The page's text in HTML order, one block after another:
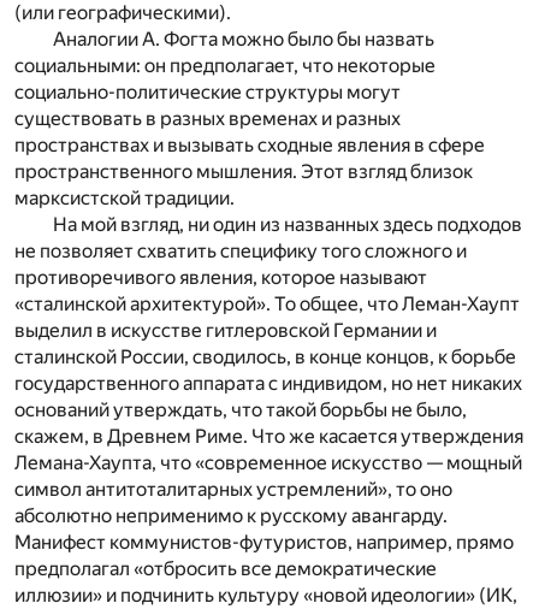
(или географическими).
Аналогии А. Фогта можно было бы назвать
социальными: он предполагает, что некоторые
социально-политические структуры могут
существовать в разных временах и разных
пространствах и вызывать сходные явления в сфере
пространственного мышления. Этот взгляд близок
марксистской традиции.
На мой взгляд, ни один из названных здесь подходов
не позволяет схватить специфику того сложного и
противоречивого явления, которое называют
«сталинской архитектурой». То общее, что Леман-Хаупт
выделил в искусстве гитлеровской Германии и
сталинской России, сводилось, в конце концов, к борьбе
государственного аппарата с индивидом, но нет никаких
оснований утверждать, что такой борьбы не было,
скажем, в Древнем Риме. Что же касается утверждения
Лемана-Хаупта, что «современное искусство — мощный
символ антитоталитарных устремлений», то оно
абсолютно неприменимо к русскому авангарду.
Манифест коммунистов-футуристов, например, прямо
предполагал «отбросить все демократические
иллюзии» и подчинить культуру «новой идеологии» (ИК,